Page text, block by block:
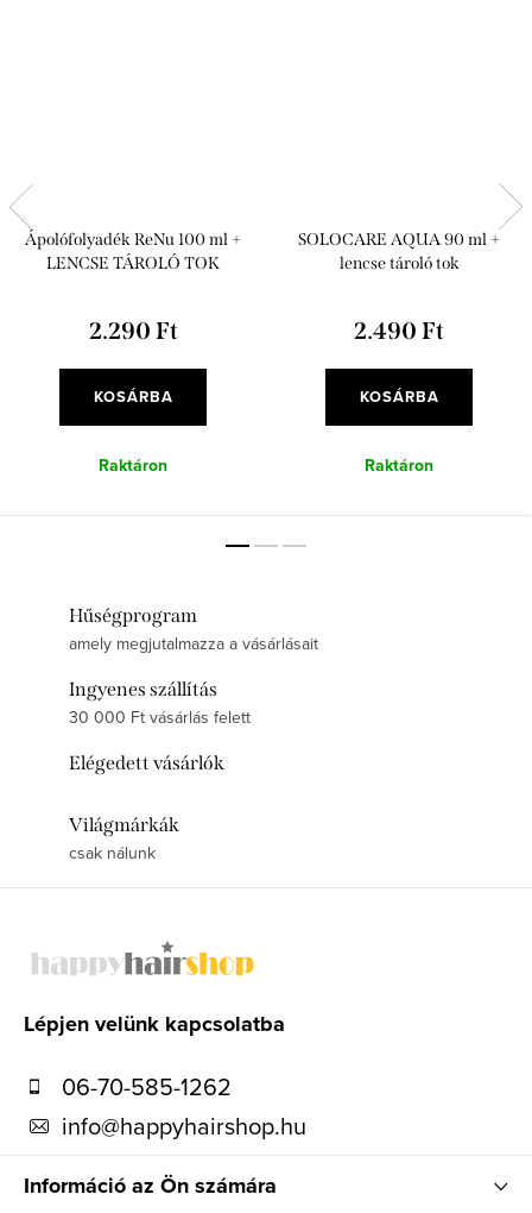
Ápolófolyadék ReNu 100 ml +
LENCSE TÁROLÓ TOK
2.290 Ft
KOSÁRBA
Raktáron
SOLOCARE AQUA 90 ml +
lencse tároló tok
2.490 Ft
KOSÁRBA
Raktáron
Hűségprogram
amely megjutalmazza a vásárlásait
Ingyenes szállítás
30 000 Ft vásárlás felett
Elégedett vásárlók
Világmárkák
csak nálunk
Lépjen velünk kapcsolatba
06-70-585-1262
info@happyhairshop.hu
Információ az Ön számára